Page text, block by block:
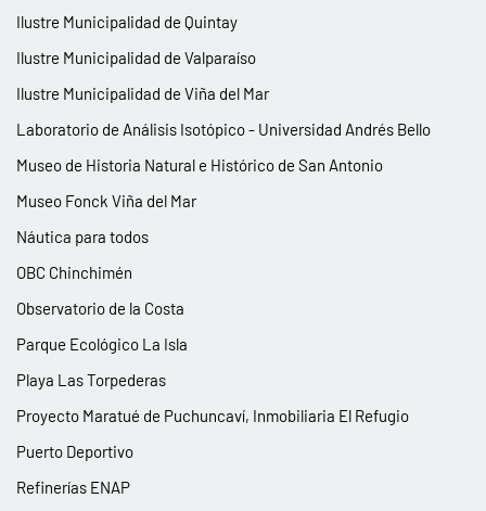
Ilustre Municipalidad de Quintay
Ilustre Municipalidad de Valparaíso
Ilustre Municipalidad de Viña del Mar
Laboratorio de Análisis Isotópico - Universidad Andrés Bello
Museo de Historia Natural e Histórico de San Antonio
Museo Fonck Viña del Mar
Náutica para todos
OBC Chinchimén
Observatorio de la Costa
Parque Ecológico La Isla
Playa Las Torpederas
Proyecto Maratué de Puchuncaví, Inmobiliaria El Refugio
Puerto Deportivo
Refinerías ENAP